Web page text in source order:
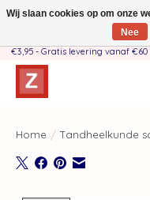
Handgemaakt door moeder-
€3,95 - Gratis levering vanaf €60
Home / Tandheelkunde
Wij slaan cookies op om onze
Nee